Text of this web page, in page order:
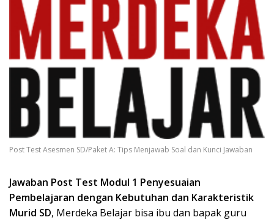
Post Test Asesmen SD/Paket A: Tips Menjawab Soal dan Kunci Jawaban
Jawaban Post Test Modul 1 Penyesuaian
Pembelajaran dengan Kebutuhan dan Karakteristik
Murid SD, Merdeka Belajar bisa ibu dan bapak guru